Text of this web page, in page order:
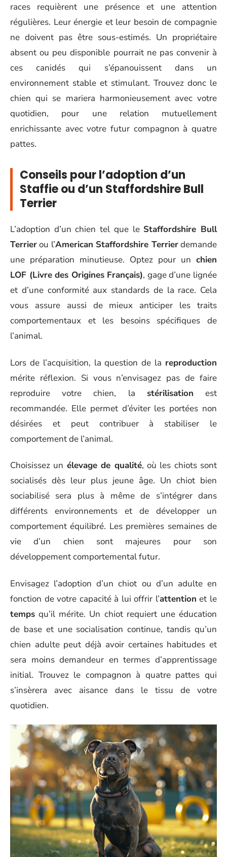
races requièrent une présence et une attention
régulières. Leur énergie et leur besoin de compagnie
ne doivent pas être sous-estimés. Un propriétaire
absent ou peu disponible pourrait ne pas convenir à
ces canidés qui s’épanouissent dans un
environnement stable et stimulant. Trouvez donc le
chien qui se mariera harmonieusement avec votre
quotidien, pour une relation mutuellement
enrichissante avec votre futur compagnon à quatre
pattes.
Conseils pour l’adoption d’un
Staffie ou d’un Staffordshire Bull
Terrier
L’adoption d’un chien tel que le Staffordshire Bull
Terrierou l’American Staffordshire Terrierdemande
une préparation minutieuse. Optez pour un chien
LOF (Livre des Origines Français), gage d’une lignée
et d’une conformité aux standards de la race. Cela
vous assure aussi de mieux anticiper les traits
comportementaux et les besoins spécifiques de
l’animal.
Lors de l’acquisition, la question de la reproduction
mérite réflexion. Si vous n’envisagez pas de faire
reproduire votre chien, la stérilisation est
recommandée. Elle permet d’éviter les portées non
désirées et peut contribuer à stabiliser le
comportement de l’animal.
Choisissez un élevage de qualité, où les chiots sont
socialisés dès leur plus jeune âge. Un chiot bien
sociabilisé sera plus à même de s’intégrer dans
différents environnements et de développer un
comportement équilibré. Les premières semaines de
vie d’un chien sont majeures pour son
développement comportemental futur.
Envisagez l’adoption d’un chiot ou d’un adulte en
fonction de votre capacité à lui offrir l’attention et le
temps qu’il mérite. Un chiot requiert une éducation
de base et une socialisation continue, tandis qu’un
chien adulte peut déjà avoir certaines habitudes et
sera moins demandeur en termes d’apprentissage
initial. Trouvez le compagnon à quatre pattes qui
s’insèrera avec aisance dans le tissu de votre
quotidien.